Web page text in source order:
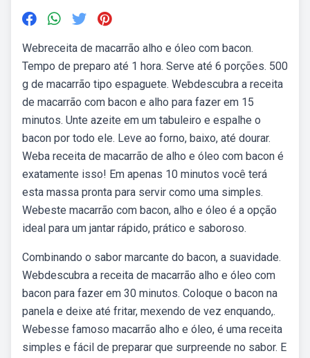
Webreceita de macarrão alho e óleo com bacon.
Tempo de preparo até 1 hora. Serve até 6 porções. 500
g de macarrão tipo espaguete. Webdescubra a receita
de macarrão com bacon e alho para fazer em 15
minutos. Unte azeite em um tabuleiro e espalhe o
bacon por todo ele. Leve ao forno, baixo, até dourar.
Weba receita de macarrão de alho e óleo com bacon é
exatamente isso! Em apenas 10 minutos você terá
esta massa pronta para servir como uma simples.
Webeste macarrão com bacon, alho e óleo é a opção
ideal para um jantar rápido, prático e saboroso.
Combinando o sabor marcante do bacon, a suavidade.
Webdescubra a receita de macarrão alho e óleo com
bacon para fazer em 30 minutos. Coloque o bacon na
panela e deixe até fritar, mexendo de vez enquando,.
Webesse famoso macarrão alho e óleo, é uma receita
simples e fácil de preparar que surpreende no sabor. E